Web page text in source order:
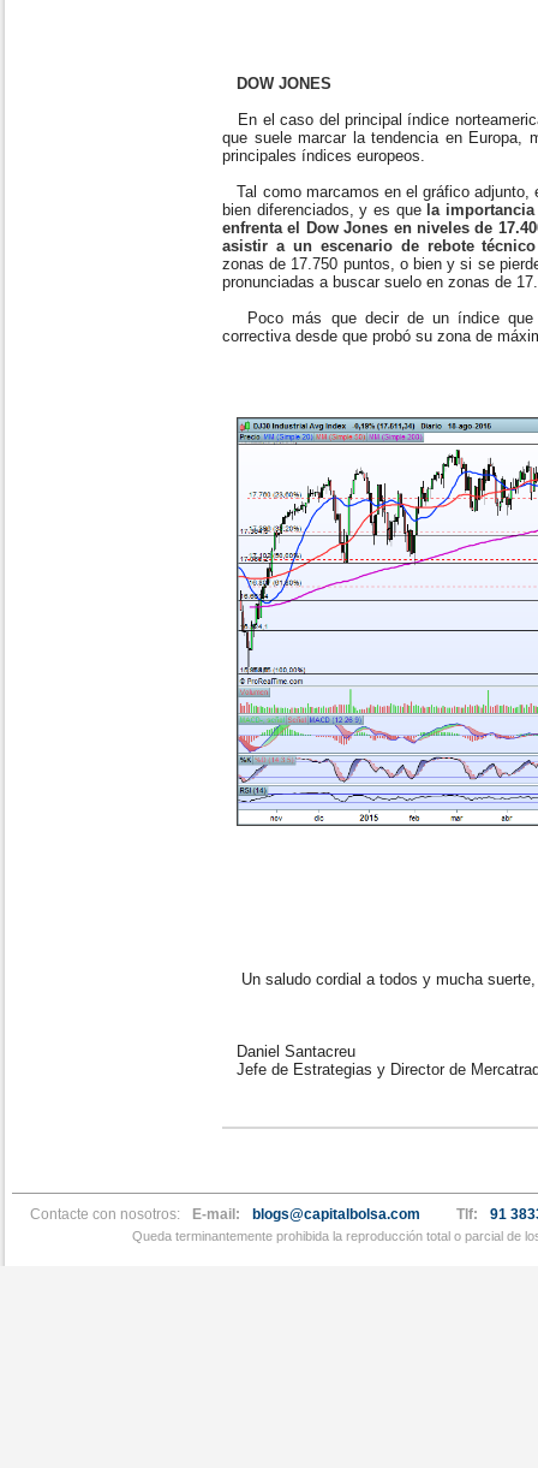
DOW JONES
En el caso del principal índice
que suele marcar la tendencia en Europa,
principales índices europeos.
Tal como marcamos en el gráfico adjunto,
bien diferenciados, y es que la
enfrenta el Dow Jones en niveles de
asistir a un escenario de rebote técnico
zonas de 17.750 puntos, o bien y si se
pronunciadas a buscar suelo en zonas de
Poco más que decir de un índice que
correctiva desde que probó su zona de
Un saludo cordial a todos y mucha
Daniel Santacreu
Jefe de Estrategias y Director de
Contacte con nosotros: E-mail: blogs@capitalbolsa.com Tlf: 91
Queda terminantemente prohibida la reproducción total o parcial de